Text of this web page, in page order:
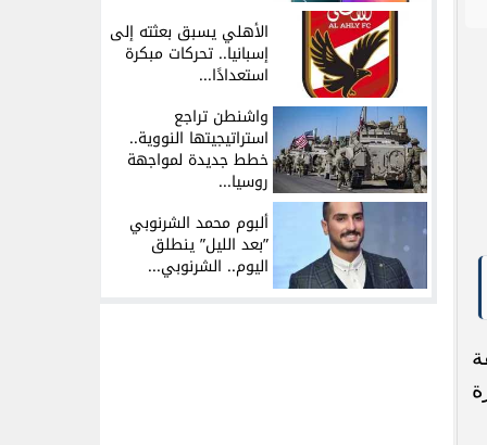
الأهلي يسبق بعثته إلى
إسبانيا.. تحركات مبكرة
استعدادًا...
واشنطن تراجع
استراتيجيتها النووية..
خطط جديدة لمواجهة
روسيا...
ألبوم محمد الشرنوبي
”بعد الليل” ينطلق
اليوم.. الشرنوبي...